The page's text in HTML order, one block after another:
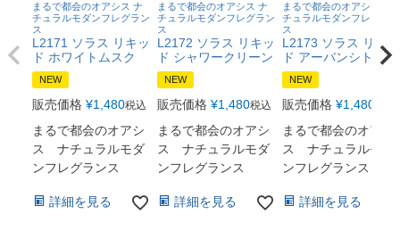
まるで都会のオアシス ナ
チュラルモダンフレグラン
ス
L2171 ソラス リキッ
ド ホワイトムスク
NEW
販売価格 ¥1,480税込
まるで都会のオアシ
ス ナチュラルモダ
ンフレグランス
詳細を見る
まるで都会のオアシス ナ
チュラルモダンフレグラン
ス
L2172 ソラス リキッ
ド シャワークリーン
NEW
販売価格 ¥1,480税込
まるで都会のオアシ
ス ナチュラルモダ
ンフレグランス
詳細を見る
まるで都会のオアシス ナ
チュラルモダンフレグラン
ス
L2173 ソラス リキッ
ド アーバンシトラス
NEW
販売価格 ¥1,480
まるで都会のオアシ
ス ナチュラルモダ
ンフレグランス
詳細を見る